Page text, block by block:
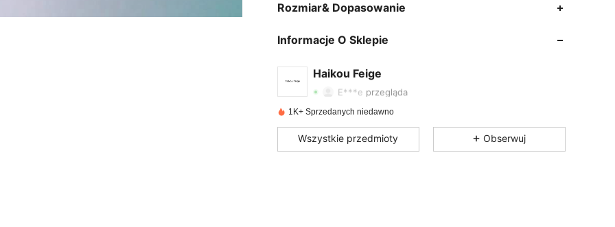
Rozmiar& Dopasowanie
Informacje O Sklepie
Haikou Feige
4,54 5.3K
4,54 5.3K
4,54 5.3K
zaobserwował(-a)
E***e przegląda
4,54 5.3K
1K+ Sprzedanych niedawno
Wszystkie przedmioty Obserwuj